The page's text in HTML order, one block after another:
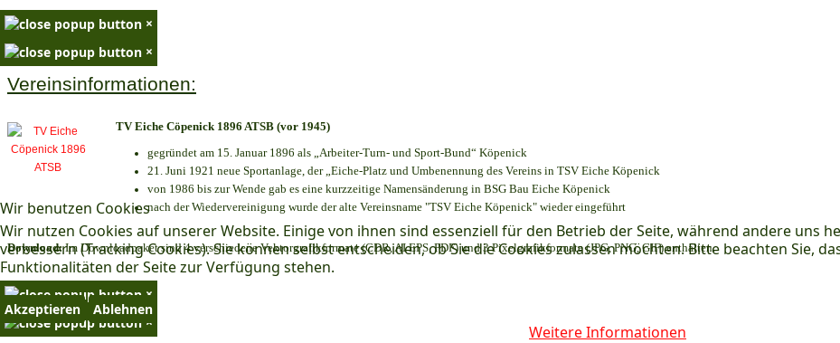
Wir benutzen Cookies
Wir nutzen Cookies auf unserer Website. Einige von ihnen sind essenziell für den Betrieb der Seite, während andere uns
verbessern (Tracking Cookies). Sie können selbst entscheiden, ob Sie die Cookies zulassen möchten. Bitte beachten Sie,
Funktionalitäten der Seite zur Verfügung stehen.
Akzeptieren Ablehnen
Weitere Informationen
×
×
Vereinsinformationen:
TV Eiche Cöpenick 1896 ATSB (vor 1945)
gegründet am 15. Januar 1896 als „Arbeiter-Turn- und Sport-Bund“ Köpenick
21. Juni 1921 neue Sportanlage, der „Eiche-Platz und Umbenennung des Vereins in TSV Eiche Köpenick
von 1986 bis zur Wende gab es eine kurzzeitige Namensänderung in BSG Bau Eiche Köpenick
nach der Wiedervereinigung wurde der alte Vereinsname "TSV Eiche Köpenick" wieder eingeführt
Download:Im Downloadpaket sind 4 verschiedene Vektorgrafikformate (CDR, AI EPS, PDF) und 3 Pixelgrafikformate (JPG, PNG, GIF) enthalten.
×
×